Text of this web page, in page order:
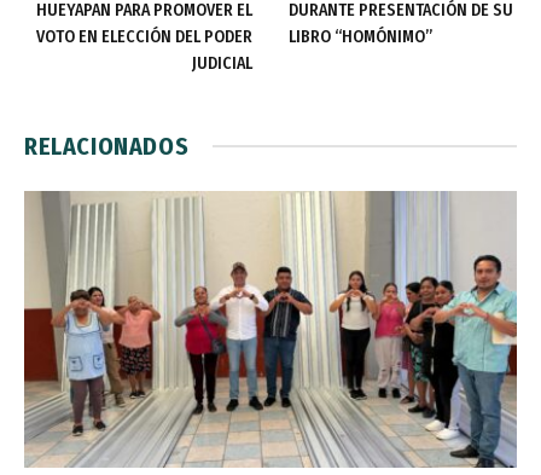
HUEYAPAN PARA PROMOVER EL
VOTO EN ELECCIÓN DEL PODER
JUDICIAL
DURANTE PRESENTACIÓN DE SU
LIBRO “HOMÓNIMO”
RELACIONADOS